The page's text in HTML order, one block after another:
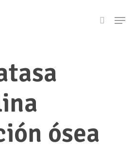
search
ósea